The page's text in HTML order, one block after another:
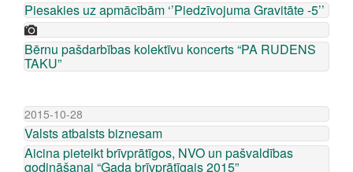
Piesakies uz apmācībām ‘’Piedzīvojuma Gravitāte -5’’
Bērnu pašdarbības kolektīvu koncerts “PA RUDENS
TAKU”
2015-10-28
Valsts atbalsts biznesam
Aicina pieteikt brīvprātīgos, NVO un pašvaldības
godināšanai “Gada brīvprātīgais 2015”